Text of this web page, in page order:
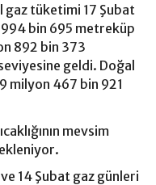
tüketimi 17 Şubat
bin 695 metreküp
892 bin 373
geldi. Doğal
milyon 467 bin 921
mevsim
14 Şubat gaz günleri